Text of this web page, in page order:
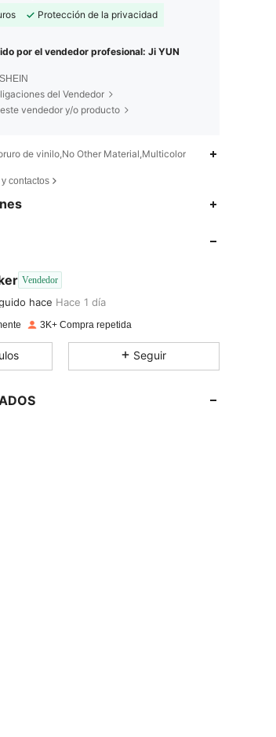
Protección de la privacidad
por el vendedor profesional: Ji YUN
del Vendedor
vendedor y/o producto
de vinilo,No Other Material,Multicolor
contactos
Vendedor
43
haceHace 1 día
43Artículos 252
43 252
3K+ Compra repetida
Seguir